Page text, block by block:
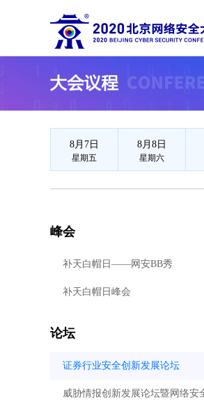
8月7日
星期五
8月8日
星期六
峰会
补天白帽日——网安BB秀
补天白帽日峰会
论坛
证券行业安全创新发展论坛